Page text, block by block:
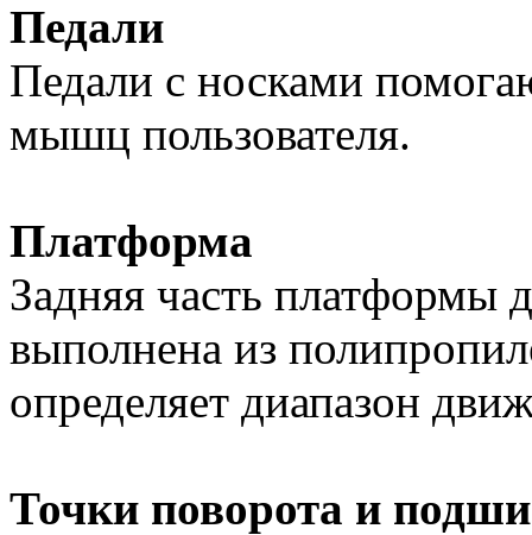
Педали
Педали с носками
мышц пользователя.
Платформа
Задняя часть платформы
выполнена из
определяет диапазон
Точки поворота и